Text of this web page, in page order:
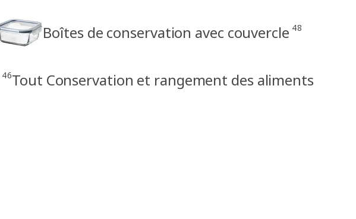
Boîtes de conservation avec couvercle 48
46Tout Conservation et rangement des aliments